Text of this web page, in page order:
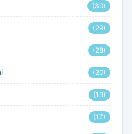
(30)
(29)
(28)
(20)
(19)
(17)